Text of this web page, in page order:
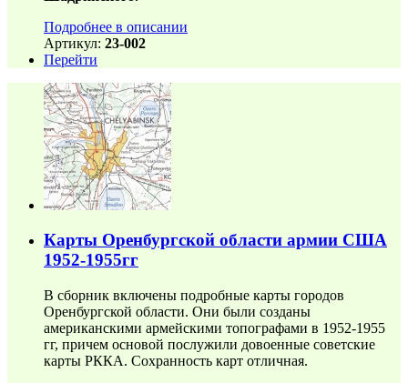
Подробнее в описании
Артикул: 23-002
Перейти
Карты Оренбургской области армии США
1952-1955гг
В сборник включены подробные карты городов
Оренбургской области. Они были созданы
американскими армейскими топографами в 1952-1955
гг, причем основой послужили довоенные советские
карты РККА. Сохранность карт отличная.